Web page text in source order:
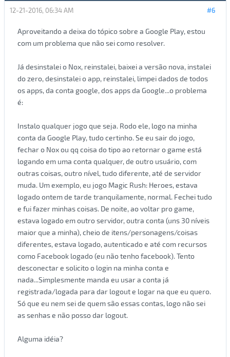
#6
12-21-2016, 06:34 AM
Aproveitando a deixa do tópico sobre a Google Play, estou
com um problema que não sei como resolver.
Já desinstalei o Nox, reinstalei, baixei a versão nova, instalei
do zero, desinstalei o app, reinstalei, limpei dados de todos
os apps, da conta google, dos apps da Google...o problema
é:
Instalo qualquer jogo que seja. Rodo ele, logo na minha
conta da Google Play, tudo certinho. Se eu sair do jogo,
fechar o Nox ou qq coisa do tipo ao retornar o game está
logando em uma conta qualquer, de outro usuário, com
outras coisas, outro nível, tudo diferente, até de servidor
muda. Um exemplo, eu jogo Magic Rush: Heroes, estava
logado ontem de tarde tranquilamente, normal. Fechei tudo
e fui fazer minhas coisas. De noite, ao voltar pro game,
estava logado em outro servidor, outra conta (uns 30 níveis
maior que a minha), cheio de itens/personagens/coisas
diferentes, estava logado, autenticado e até com recursos
como Facebook logado (eu não tenho facebook). Tento
desconectar e solicito o login na minha conta e
nada...Simplesmente manda eu usar a conta já
registrada/logada para dar logout e logar na que eu quero.
Só que eu nem sei de quem são essas contas, logo não sei
as senhas e não posso dar logout.
Alguma idéia?